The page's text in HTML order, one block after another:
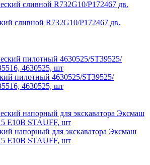
сливной R732G10/Р172467 дв.
пилотный 4630525/ST39525/
4630525, шт
напорный для экскаватора Эксмаш
E10B STAUFF, шт